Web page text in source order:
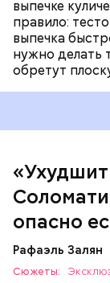
выпечке
правило:
выпечка
нужно делать
обретут
опасно
Рафаэль Залян
Сюжеты:
Неприятные
людей с